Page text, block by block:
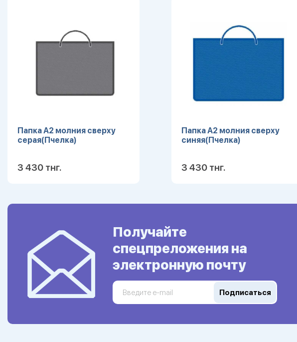
Папка А2 молния сверху
серая(Пчелка)
3 430 тнг.
Папка А2 молния сверху
синяя(Пчелка)
3 430 тнг.
Получайте
спецпреложения на
электронную почту
Подписаться